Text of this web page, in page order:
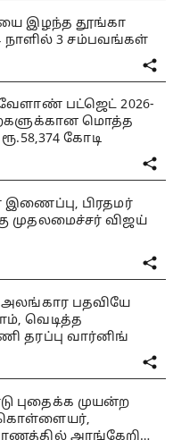
இழந்த தூங்கா
நாளில் 3 சம்பவங்கள்
பட்ஜெட் 2026-
மொத்த
கோடி
பிரதமர்
முதலமைச்சர் விஜய்
பதவியே
வெடித்த
தரப்பு வார்னிங்
புதைக்க முயன்ற
அரங்கேறிய